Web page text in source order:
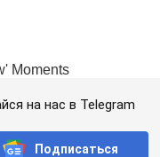
на нас в Telegram
Подписаться